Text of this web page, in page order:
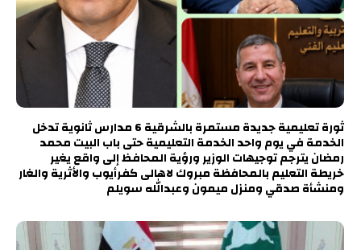
ثورة تعليمية جديدة مستمرة بالشرقية 6 مدارس ثانوية تدخل
الخدمة في يوم واحد الخدمة التعليمية حتى باب البيت محمد
رمضان يترجم توجيهات الوزير ورؤية المحافظ إلى واقع يغير
خريطة التعليم بالمحافظة مبروك لاهالى كفرأيوب والأثرية والغار
ومنشأة صدقي ومنزل ميمون وعبدالله سويلم